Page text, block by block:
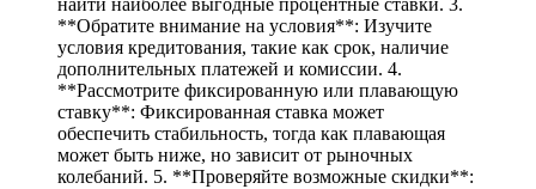
найти наиболее выгодные процентные ставки. 3.
**Обратите внимание на условия**: Изучите
условия кредитования, такие как срок, наличие
дополнительных платежей и комиссии. 4.
**Рассмотрите фиксированную или плавающую
ставку**: Фиксированная ставка может
обеспечить стабильность, тогда как плавающая
может быть ниже, но зависит от рыночных
колебаний. 5. **Проверяйте возможные скидки**: